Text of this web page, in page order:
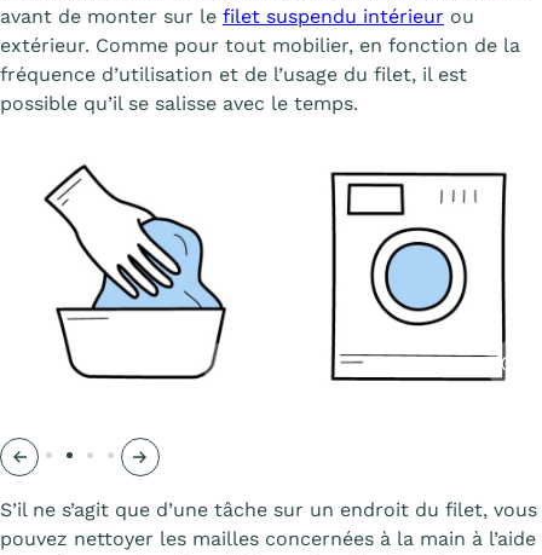
avant de monter sur le filet suspendu intérieur ou
extérieur. Comme pour tout mobilier, en fonction de la
fréquence d’utilisation et de l’usage du filet, il est
possible qu’il se salisse avec le temps.
l'image Afficher l'image
Précédent
Suivant
S’il ne s’agit que d’une tâche sur un endroit du filet, vous
pouvez nettoyer les mailles concernées à la main à l’aide